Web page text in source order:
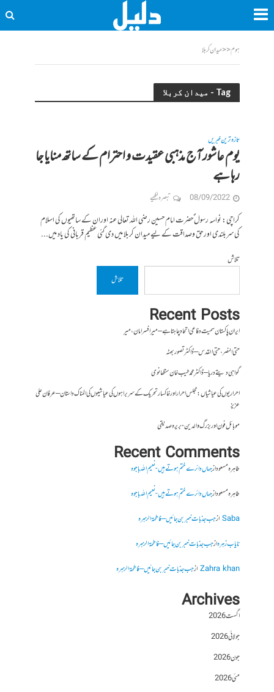
ہوم<<میدان کربلا
Tag - میدان کربلا
تازہ ترین خبریں
یوم عاشور آج مذہبی عقیدت و احترام کے ساتھ منایا جا
رہا ہے
08/09/2022 تبصرہ لکھیے
کراچی: نواسہ رسول ؐحضرت امام حسین رضی اللہ تعالی عنہ اوران کے ساتھیوں کی اسلام
کی سربلندی اور حق وصداقت کے لیے میدان کربلا میں دی گئی عظیم قربانی کی یاد میں...
تلاش
تلاش
Recent Posts
ایران پاکستان سمیت دفاعی اتحاد چاہتا ہے – میر افسر امان،میر
حتی النصر ، حتی القدس – ڈاکٹر تصور بھٹہ
گواہی دیتے دریا – ڈاکٹر محمد طیب خان سنگھانوی
احراریوں کی عیاشیاں : مجلس احرار اور خاکسار تحریک کے سربراہوں کی عیاشیوں کی المناک داستان – عرفان علی
عزیز
موبائل فون اور بزرگ والدین- بریرہ صدیقی
Recent Comments
طاہرہ مسعودازجہاں دائرے ختم ہوتے ہیں- نعیم اللہ باجوہ
طاہرہ مسعودازجہاں دائرے ختم ہوتے ہیں- نعیم اللہ باجوہ
Sabaازجب جذبات خبر بن جائیں – فاطمۃالزہرہ
نایاب زہرہازجب جذبات خبر بن جائیں – فاطمۃالزہرہ
Zahra khanازجب جذبات خبر بن جائیں – فاطمۃالزہرہ
Archives
اگست 2026
جولائی 2026
جون 2026
مئی 2026